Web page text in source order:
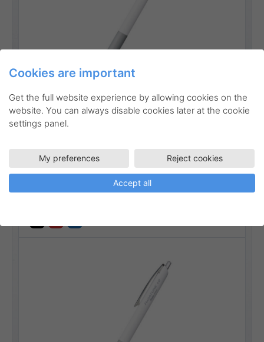
BY210 Rollerball
Floatune rollerball 1 mm
Cookies are important
Get the full website experience by allowing cookies on the
website. You can always disable cookies later at the cookie
settings panel.
My preferences Reject cookies
Accept all